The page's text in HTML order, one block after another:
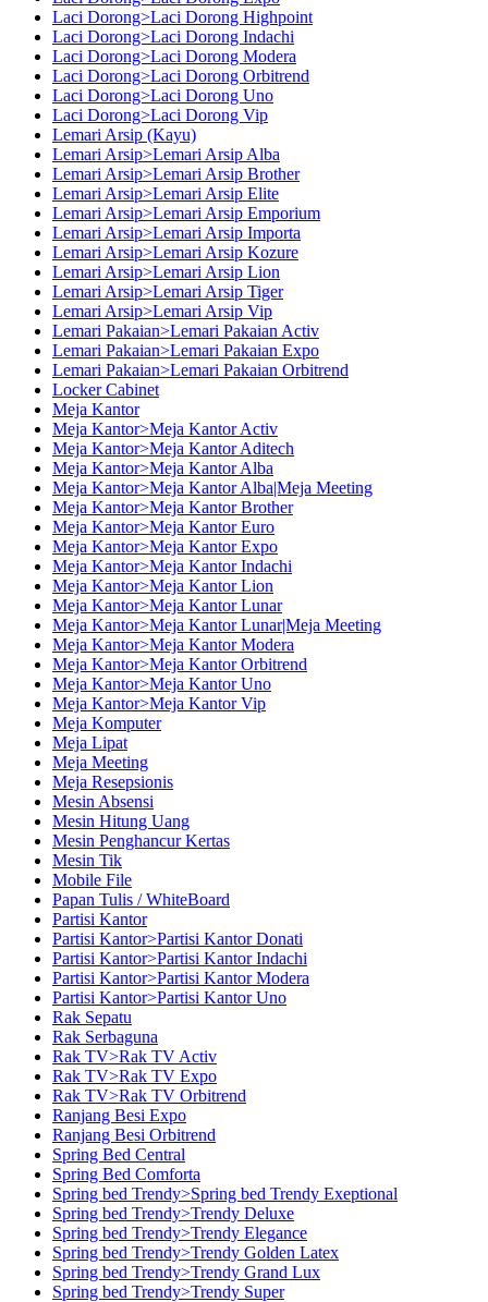
Laci Dorong>Laci Dorong Highpoint
Laci Dorong>Laci Dorong Indachi
Laci Dorong>Laci Dorong Modera
Laci Dorong>Laci Dorong Orbitrend
Laci Dorong>Laci Dorong Uno
Laci Dorong>Laci Dorong Vip
Lemari Arsip (Kayu)
Lemari Arsip>Lemari Arsip Alba
Lemari Arsip>Lemari Arsip Brother
Lemari Arsip>Lemari Arsip Elite
Lemari Arsip>Lemari Arsip Emporium
Lemari Arsip>Lemari Arsip Importa
Lemari Arsip>Lemari Arsip Kozure
Lemari Arsip>Lemari Arsip Lion
Lemari Arsip>Lemari Arsip Tiger
Lemari Arsip>Lemari Arsip Vip
Lemari Pakaian>Lemari Pakaian Activ
Lemari Pakaian>Lemari Pakaian Expo
Lemari Pakaian>Lemari Pakaian Orbitrend
Locker Cabinet
Meja Kantor
Meja Kantor>Meja Kantor Activ
Meja Kantor>Meja Kantor Aditech
Meja Kantor>Meja Kantor Alba
Meja Kantor>Meja Kantor Alba|Meja Meeting
Meja Kantor>Meja Kantor Brother
Meja Kantor>Meja Kantor Euro
Meja Kantor>Meja Kantor Expo
Meja Kantor>Meja Kantor Indachi
Meja Kantor>Meja Kantor Lion
Meja Kantor>Meja Kantor Lunar
Meja Kantor>Meja Kantor Lunar|Meja Meeting
Meja Kantor>Meja Kantor Modera
Meja Kantor>Meja Kantor Orbitrend
Meja Kantor>Meja Kantor Uno
Meja Kantor>Meja Kantor Vip
Meja Komputer
Meja Lipat
Meja Meeting
Meja Resepsionis
Mesin Absensi
Mesin Hitung Uang
Mesin Penghancur Kertas
Mesin Tik
Mobile File
Papan Tulis / WhiteBoard
Partisi Kantor
Partisi Kantor>Partisi Kantor Donati
Partisi Kantor>Partisi Kantor Indachi
Partisi Kantor>Partisi Kantor Modera
Partisi Kantor>Partisi Kantor Uno
Rak Sepatu
Rak Serbaguna
Rak TV>Rak TV Activ
Rak TV>Rak TV Expo
Rak TV>Rak TV Orbitrend
Ranjang Besi Expo
Ranjang Besi Orbitrend
Spring Bed Central
Spring Bed Comforta
Spring bed Trendy>Spring bed Trendy Exeptional
Spring bed Trendy>Trendy Deluxe
Spring bed Trendy>Trendy Elegance
Spring bed Trendy>Trendy Golden Latex
Spring bed Trendy>Trendy Grand Lux
Spring bed Trendy>Trendy Super